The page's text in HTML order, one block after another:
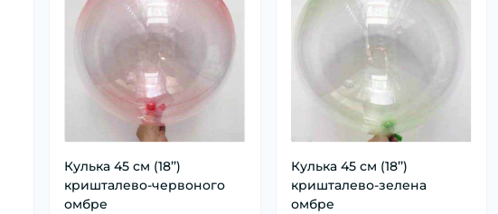
Кулька 45 см (18’’)
кришталево-червоного
омбре
Кулька 45 см (18’’)
кришталево-зелена
омбре